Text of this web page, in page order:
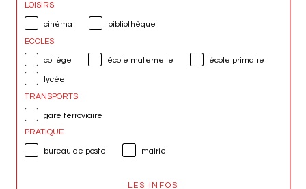
LOISIRS
cinéma
bibliothèque
ECOLES
collège école maternelle école primaire
lycée
TRANSPORTS
gare ferroviaire
PRATIQUE
bureau de poste mairie
LES INFOS